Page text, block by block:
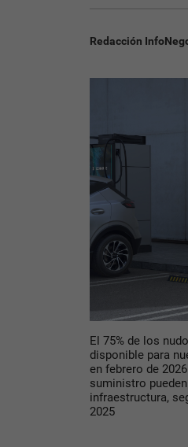
Redacción
El 75% de los
disponible para
en febrero de
suministro
infraestructura,
2025